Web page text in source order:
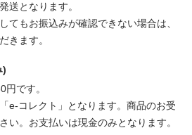
送となります。
てもお振込みが確認できない場合は、
きます。
)
です。
e-コレクト」となります。商品のお受
い。お支払いは現金のみとなります。